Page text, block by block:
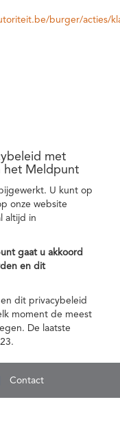
burger/acties/
met
het Meldpunt
U kunt op
onze website
altijd in
gaat u akkoord
en dit
dit privacybeleid
moment de meest
De laatste
Contact